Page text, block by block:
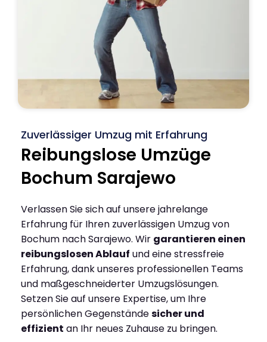
Zuverlässiger Umzug mit Erfahrung
Reibungslose Umzüge
Bochum Sarajewo
Verlassen Sie sich auf unsere jahrelange
Erfahrung für Ihren zuverlässigen Umzug von
Bochum nach Sarajewo. Wir garantieren einen
reibungslosen Ablauf und eine stressfreie
Erfahrung, dank unseres professionellen Teams
und maßgeschneiderter Umzugslösungen.
Setzen Sie auf unsere Expertise, um Ihre
persönlichen Gegenständesicher und
effizient an Ihr neues Zuhause zu bringen.